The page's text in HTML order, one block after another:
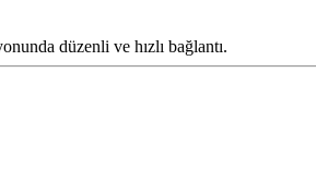
düzenli ve hızlı bağlantı.